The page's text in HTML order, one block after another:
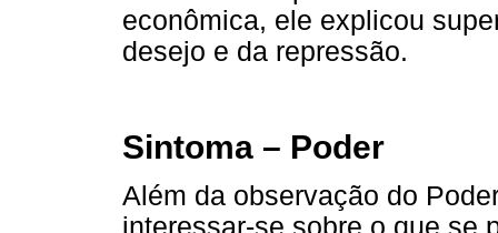
econômica, ele explicou
desejo e da repressão.
Sintoma – Poder
Além da observação do